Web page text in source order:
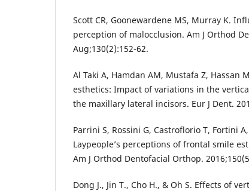
Scott CR, Goonewardene MS, Murray K.
perception of malocclusion. Am J Orthod
Aug;130(2):152-62.
Al Taki A, Hamdan AM, Mustafa Z, Hassan
esthetics: Impact of variations in the
the maxillary lateral incisors. Eur J Dent.
Parrini S, Rossini G, Castroflorio T, Fortini
Laypeople’s perceptions of frontal smile
Am J Orthod Dentofacial Orthop.
Dong J., Jin T., Cho H., & Oh S. Effects of